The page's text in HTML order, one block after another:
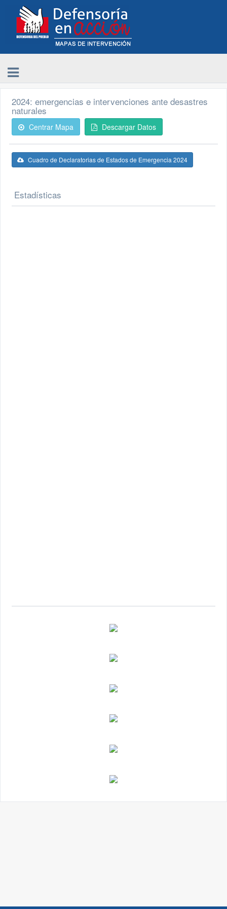
2024: emergencias e intervenciones ante desastres
naturales
Centrar Mapa Descargar Datos
Cuadro de Declaratorias de Estados de Emergencia 2024
Estadísticas